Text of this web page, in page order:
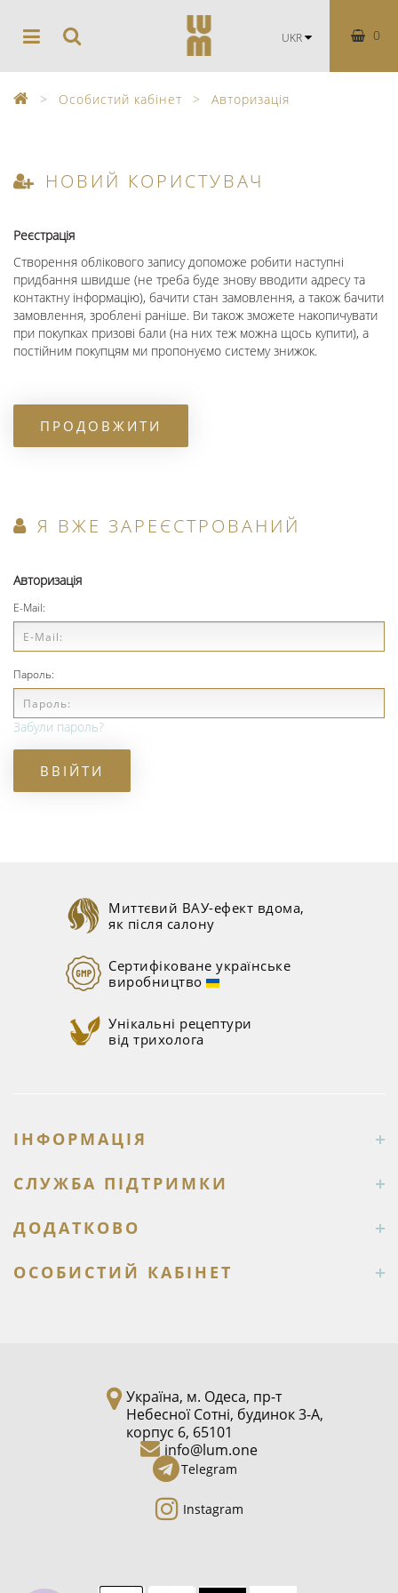
0
UKR
Особистий кабінет Авторизація
НОВИЙ КОРИСТУВАЧ
Реєстрація
Створення облікового запису допоможе робити наступні
придбання швидше (не треба буде знову вводити адресу та
контактну інформацію), бачити стан замовлення, а також бачити
замовлення, зроблені раніше. Ви також зможете накопичувати
при покупках призові бали (на них теж можна щось купити), а
постійним покупцям ми пропонуємо систему знижок.
ПРОДОВЖИТИ
Я ВЖЕ ЗАРЕЄСТРОВАНИЙ
Авторизація
E-Mail:
Пароль:
Забули пароль?
Миттєвий ВАУ-ефект вдома,
як після салону
Сертифіковане українське
виробництво
Унікальні рецептури
від трихолога
ІНФОРМАЦІЯ
СЛУЖБА ПІДТРИМКИ
ДОДАТКОВО
ОСОБИСТИЙ КАБІНЕТ
Україна, м. Одеса, пр-т
Небесної Сотні, будинок 3-А,
корпус 6, 65101
info@lum.one
Telegram
Instagram